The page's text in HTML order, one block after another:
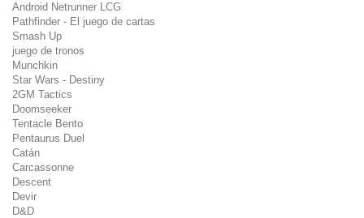
Android Netrunner LCG
Pathfinder - El juego de cartas
Smash Up
juego de tronos
Munchkin
Star Wars - Destiny
2GM Tactics
Doomseeker
Tentacle Bento
Pentaurus Duel
Catán
Carcassonne
Descent
Devir
D&D